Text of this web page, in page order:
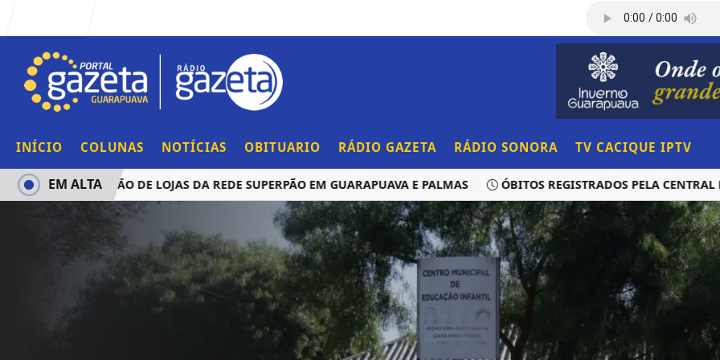
INÍCIO COLUNAS NOTÍCIAS OBITUARIO RÁDIO GAZETA RÁDIO SONORA TV CACIQUE IPTV
AQUISIÇÃO DE LOJAS DA REDE SUPERPÃO EM GUARAPUAVA E PALMAS ÓBITOS REGISTRADOS PELA CENTRAL DE
EM ALTA